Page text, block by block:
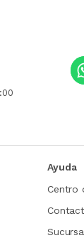
Ayuda
Centro